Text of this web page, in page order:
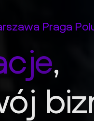
Praga Poludnie
Praga
,